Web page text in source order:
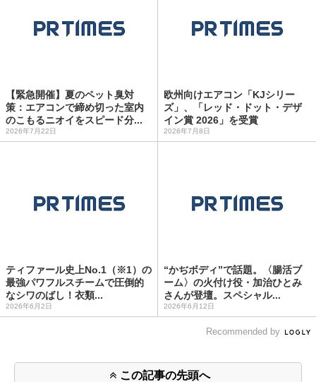
【緊急開催】夏のペット臭対
策：エアコンで締め切った室内
のこもるニオイをスピード分...
2026年7月22日
欧州向けエアコン「KJシリー
ズ」、「レッド・ドット・デザ
イン賞 2026」を受賞
2026年7月8日
ティファール史上No.1（※1）の
最強パワフルスチームで圧倒的
なシワのばし！衣類...
2026年6月2日
“かぢボディ”で話題。〈腸活ブ
ーム〉の火付け役・加治ひとみ
さんが登壇。スペシャル...
2026年6月12日
Recommended by
この記事の先頭へ